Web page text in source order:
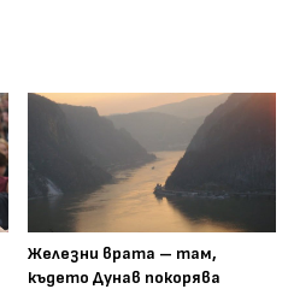
Железни врата – там,
където Дунав покорява